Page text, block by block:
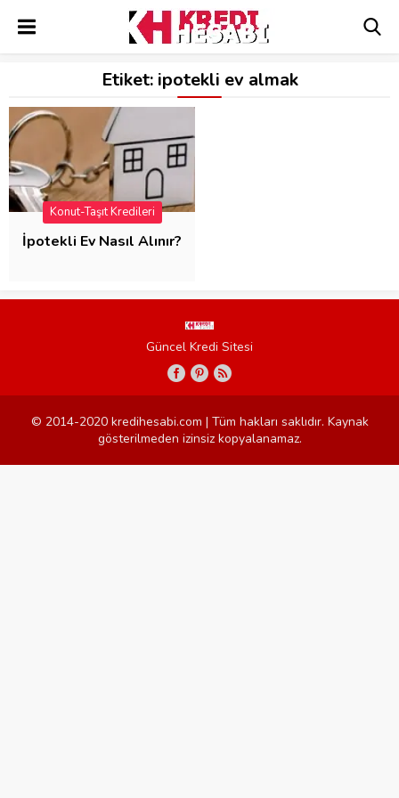
Etiket: ipotekli ev almak
Konut-Taşıt Kredileri
İpotekli Ev Nasıl Alınır?
Güncel Kredi Sitesi
© 2014-2020 kredihesabi.com | Tüm hakları saklıdır. Kaynak
gösterilmeden izinsiz kopyalanamaz.